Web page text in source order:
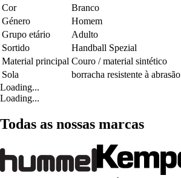
Cor
Branco
Género
Homem
Grupo etário
Adulto
Sortido
Handball Spezial
Material principal Couro / material sintético
Sola
borracha resistente à abrasão
Loading...
Loading...
Todas as nossas marcas